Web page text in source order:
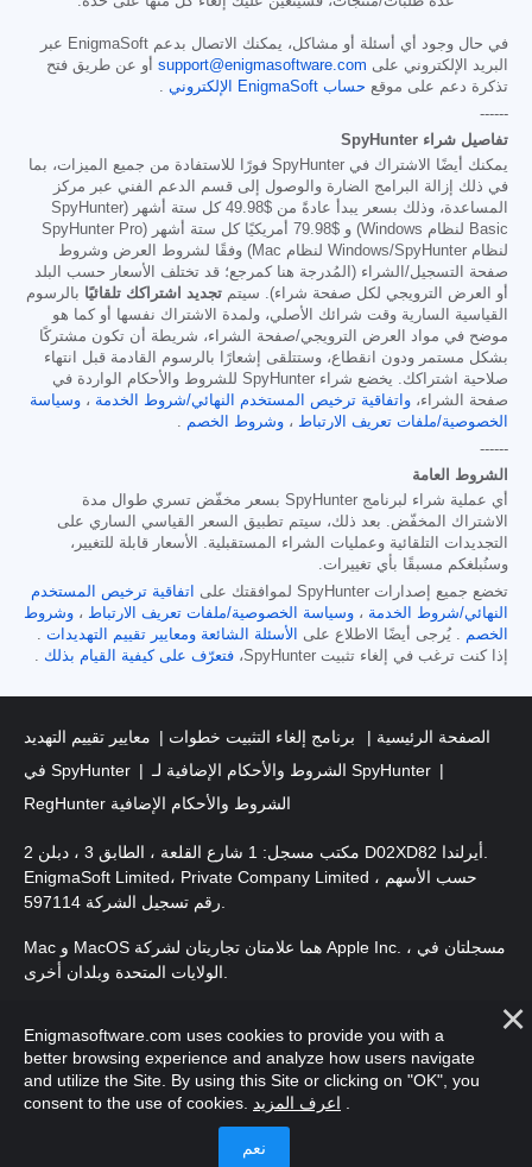
في حال وجود أي أسئلة أو مشاكل، يمكنك الاتصال بدعم EnigmaSoft عبر
البريد الإلكتروني على support@enigmasoftware.com أو عن طريق فتح
تذكرة دعم على موقع حساب EnigmaSoft الإلكتروني
.
------
تفاصيل شراء SpyHunter
يمكنك أيضًا الاشتراك في SpyHunter فورًا للاستفادة من جميع الميزات، بما
في ذلك إزالة البرامج الضارة والوصول إلى قسم الدعم الفني عبر مركز
المساعدة، وذلك بسعر يبدأ عادةً من $49.98
كل ستة أشهر (SpyHunter
Basic لنظام Windows) و
$79.98
أمريكيًا كل ستة أشهر (SpyHunter Pro
لنظام Windows/SpyHunter لنظام Mac) وفقًا لشروط العرض وشروط
صفحة التسجيل/الشراء (المُدرجة هنا كمرجع؛ قد تختلف الأسعار حسب البلد
أو العرض الترويجي لكل صفحة شراء). سيتم تجديد اشتراكك تلقائيًا بالرسوم
القياسية السارية وقت شرائك الأصلي، ولمدة الاشتراك نفسها أو كما هو
موضح في مواد العرض الترويجي/صفحة الشراء، شريطة أن تكون مشتركًا
بشكل مستمر ودون انقطاع، وستتلقى إشعارًا بالرسوم القادمة قبل انتهاء
صلاحية اشتراكك. يخضع شراء SpyHunter للشروط والأحكام الواردة في
صفحة الشراء، واتفاقية ترخيص المستخدم النهائي/شروط الخدمة ، وسياسة
الخصوصية/ملفات تعريف الارتباط ، وشروط الخصم .
------
الشروط العامة
أي عملية شراء لبرنامج SpyHunter بسعر مخفّض تسري طوال مدة
الاشتراك المخفّض. بعد ذلك، سيتم تطبيق السعر القياسي الساري على
التجديدات التلقائية وعمليات الشراء المستقبلية. الأسعار قابلة للتغيير،
وسنُبلغكم مسبقًا بأي تغييرات.
تخضع جميع إصدارات SpyHunter لموافقتك على
اتفاقية ترخيص المستخدم
النهائي/شروط الخدمة ، وسياسة الخصوصية/ملفات تعريف الارتباط ، وشروط
الخصم . يُرجى أيضًا الاطلاع على الأسئلة الشائعة ومعايير تقييم التهديدات .
إذا كنت ترغب في إلغاء تثبيت SpyHunter،
فتعرّف على كيفية القيام بذلك .
الصفحة الرئيسية برنامج إلغاء التثبيت خطوات
معايير تقييم التهديد
في SpyHunter
الشروط والأحكام الإضافية لـ SpyHunter
RegHunter الشروط والأحكام الإضافية
EnigmaSoft Limited، Private Company Limited حسب الأسهم ،
Mac و MacOS هما علامتان تجاريتان لشركة Apple Inc. ، مسجلتان في
محفوظة.
Enigmasoftware.com uses cookies to provide you with a
better browsing experience and analyze how users navigate
and utilize the Site. By using this Site or clicking on "OK", you
consent to the use of cookies.
اعرف المزيد